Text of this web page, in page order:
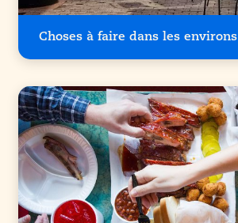
Choses à faire dans les environs